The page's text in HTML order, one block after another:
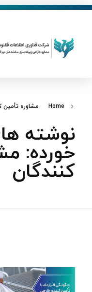
Home مشاوره تأمین‌
نوشته
خورده:
کنندگان